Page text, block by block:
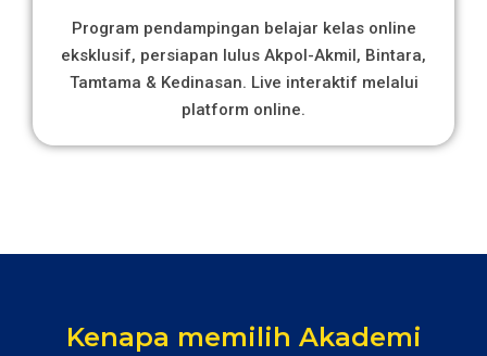
Program pendampingan belajar kelas online
eksklusif, persiapan lulus Akpol-Akmil, Bintara,
Tamtama & Kedinasan. Live interaktif melalui
platform online.
Kenapa memilih Akademi